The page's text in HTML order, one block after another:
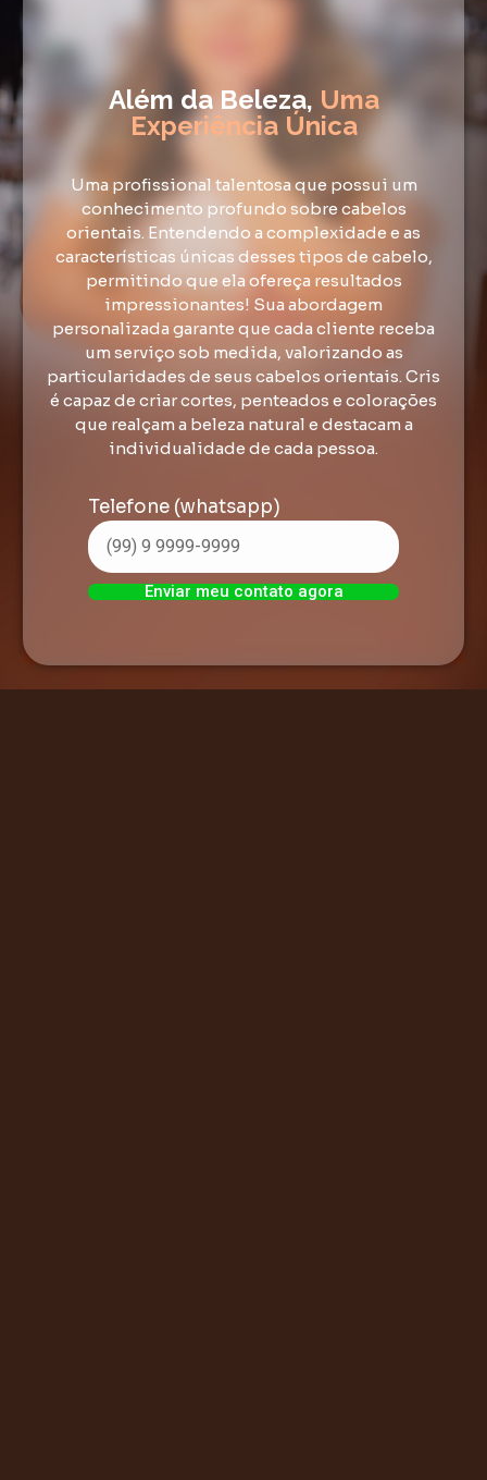
Além da Beleza, Uma
Experiência Única
Uma profissional talentosa que possui um
conhecimento profundo sobre cabelos
orientais. Entendendo a complexidade e as
características únicas desses tipos de cabelo,
permitindo que ela ofereça resultados
impressionantes! Sua abordagem
personalizada garante que cada cliente receba
um serviço sob medida, valorizando as
particularidades de seus cabelos orientais. Cris
é capaz de criar cortes, penteados e colorações
que realçam a beleza natural e destacam a
individualidade de cada pessoa.
Telefone (whatsapp)
Enviar meu contato agora